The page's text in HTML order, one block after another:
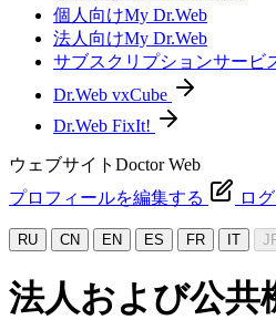
個人向けMy Dr.Web
法人向けMy Dr.Web
サブスクリプションサービ
Dr.Web vxCube
Dr.Web FixIt!
ウェブサイトDoctor Web
プロフィールを編集する
ロ
RU CN EN ES FR IT
法人および公共